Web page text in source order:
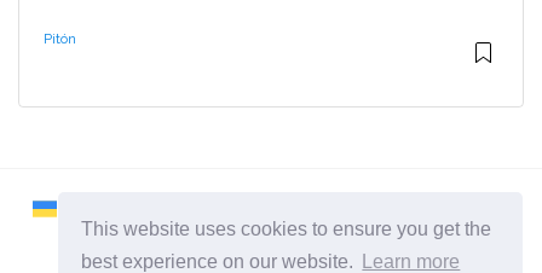
This website uses cookies to ensure you get the
best experience on our website.
Learn more
Pitón